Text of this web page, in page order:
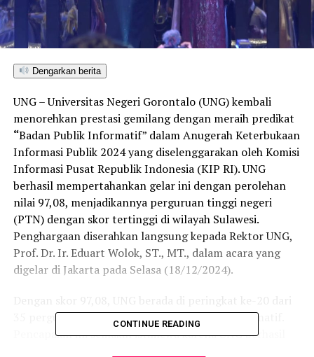
Dengarkan berita
UNG – Universitas Negeri Gorontalo (UNG) kembali
menorehkan prestasi gemilang dengan meraih predikat
“Badan Publik Informatif” dalam Anugerah Keterbukaan
Informasi Publik 2024 yang diselenggarakan oleh Komisi
Informasi Pusat Republik Indonesia (KIP RI). UNG
berhasil mempertahankan gelar ini dengan perolehan
nilai 97,08, menjadikannya perguruan tinggi negeri
(PTN) dengan skor tertinggi di wilayah Sulawesi.
Penghargaan diserahkan langsung kepada Rektor UNG,
Prof. Dr. Ir. Eduart Wolok, ST., MT., dalam acara yang
digelar di Jakarta pada Selasa (18/12/2024).
35 perguruan tinggi yang meraih predikat informatif.
Pencapaian ini semakin istimewa karena UNG berhasil
CONTINUE READING